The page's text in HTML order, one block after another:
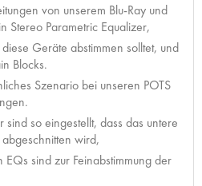
von unserem Blu-Ray und
Stereo Parametric Equalizer,
Geräte abstimmen solltet, und
Blocks.
Szenario bei unseren POTS
sind so eingestellt, dass das untere
wird,
EQs sind zur Feinabstimmung der